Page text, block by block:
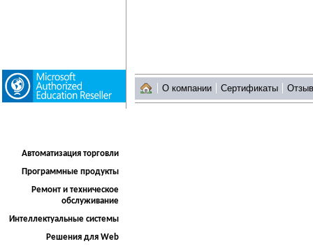
Автоматизация торговли
Программные продукты
Ремонт и техническое
обслуживание
Интеллектуальные системы
Решения для Web
О компании Сертификаты